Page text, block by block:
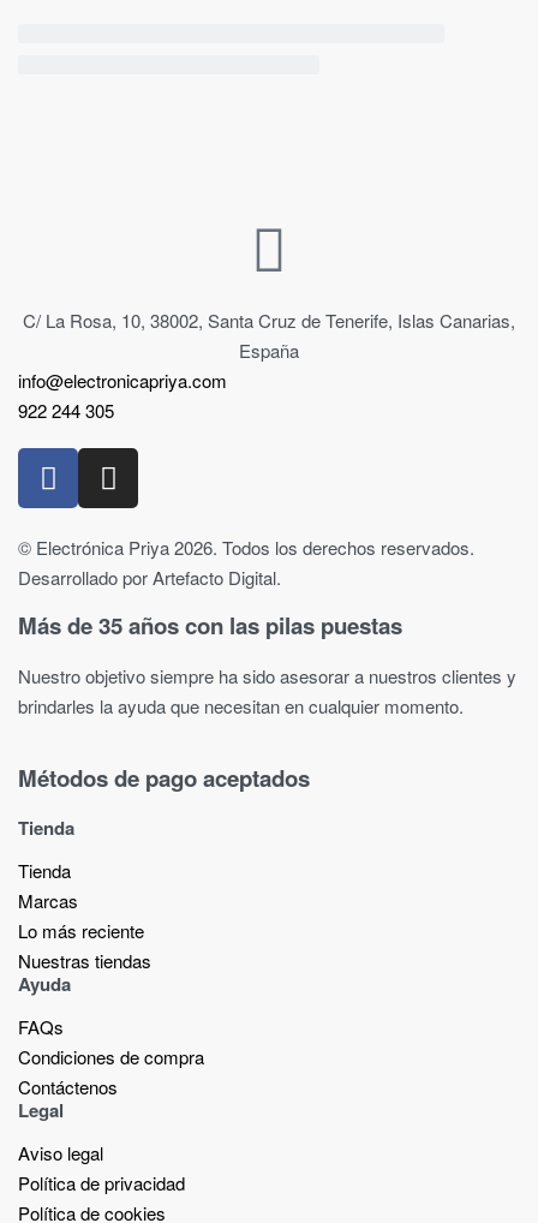
C/ La Rosa, 10, 38002, Santa Cruz de Tenerife, Islas Canarias,
España
info@electronicapriya.com
922 244 305
© Electrónica Priya 2026. Todos los derechos reservados.
Desarrollado por Artefacto Digital.
Más de 35 años con las pilas puestas
Nuestro objetivo siempre ha sido asesorar a nuestros clientes y
brindarles la ayuda que necesitan en cualquier momento.
Métodos de pago aceptados
Tienda
Tienda
Marcas
Lo más reciente​
Nuestras tiendas​
Ayuda
FAQs
Condiciones de compra
Contáctenos
Legal
Aviso legal
Política de privacidad
Política de cookies